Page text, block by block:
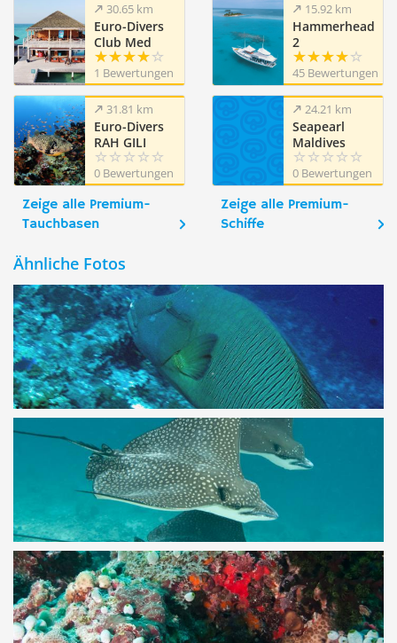
30.65 km
Euro-Divers
Club Med
Kani
1 Bewertungen
31.81 km
Euro-Divers
RAH GILI
MALDIVES
0 Bewertungen
Zeige alle Premium-
Tauchbasen
15.92 km
Hammerhead
2
45 Bewertungen
24.21 km
Seapearl
Maldives
0 Bewertungen
Zeige alle Premium-
Schiffe
Ähnliche Fotos